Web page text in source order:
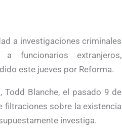
a investigaciones criminales
funcionarios extranjeros,
este jueves por Reforma.
Blanche, el pasado 9 de
filtraciones sobre la existencia
investiga.